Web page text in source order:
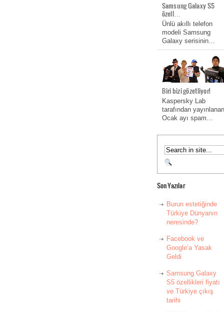
Samsung Galaxy S5
özell…
Ünlü akıllı telefon
modeli Samsung
Galaxy serisinin…
Biri bizi gözetliyor!
Kaspersky Lab
tarafından yayınlanan
Ocak ayı spam…
Son Yazılar
Burun estetiğinde
Türkiye Dünyanın
neresinde?
Facebook ve
Google’a Yasak
Geldi
Samsung Galaxy
S5 özellikleri fiyatı
ve Türkiye çıkış
tarihi